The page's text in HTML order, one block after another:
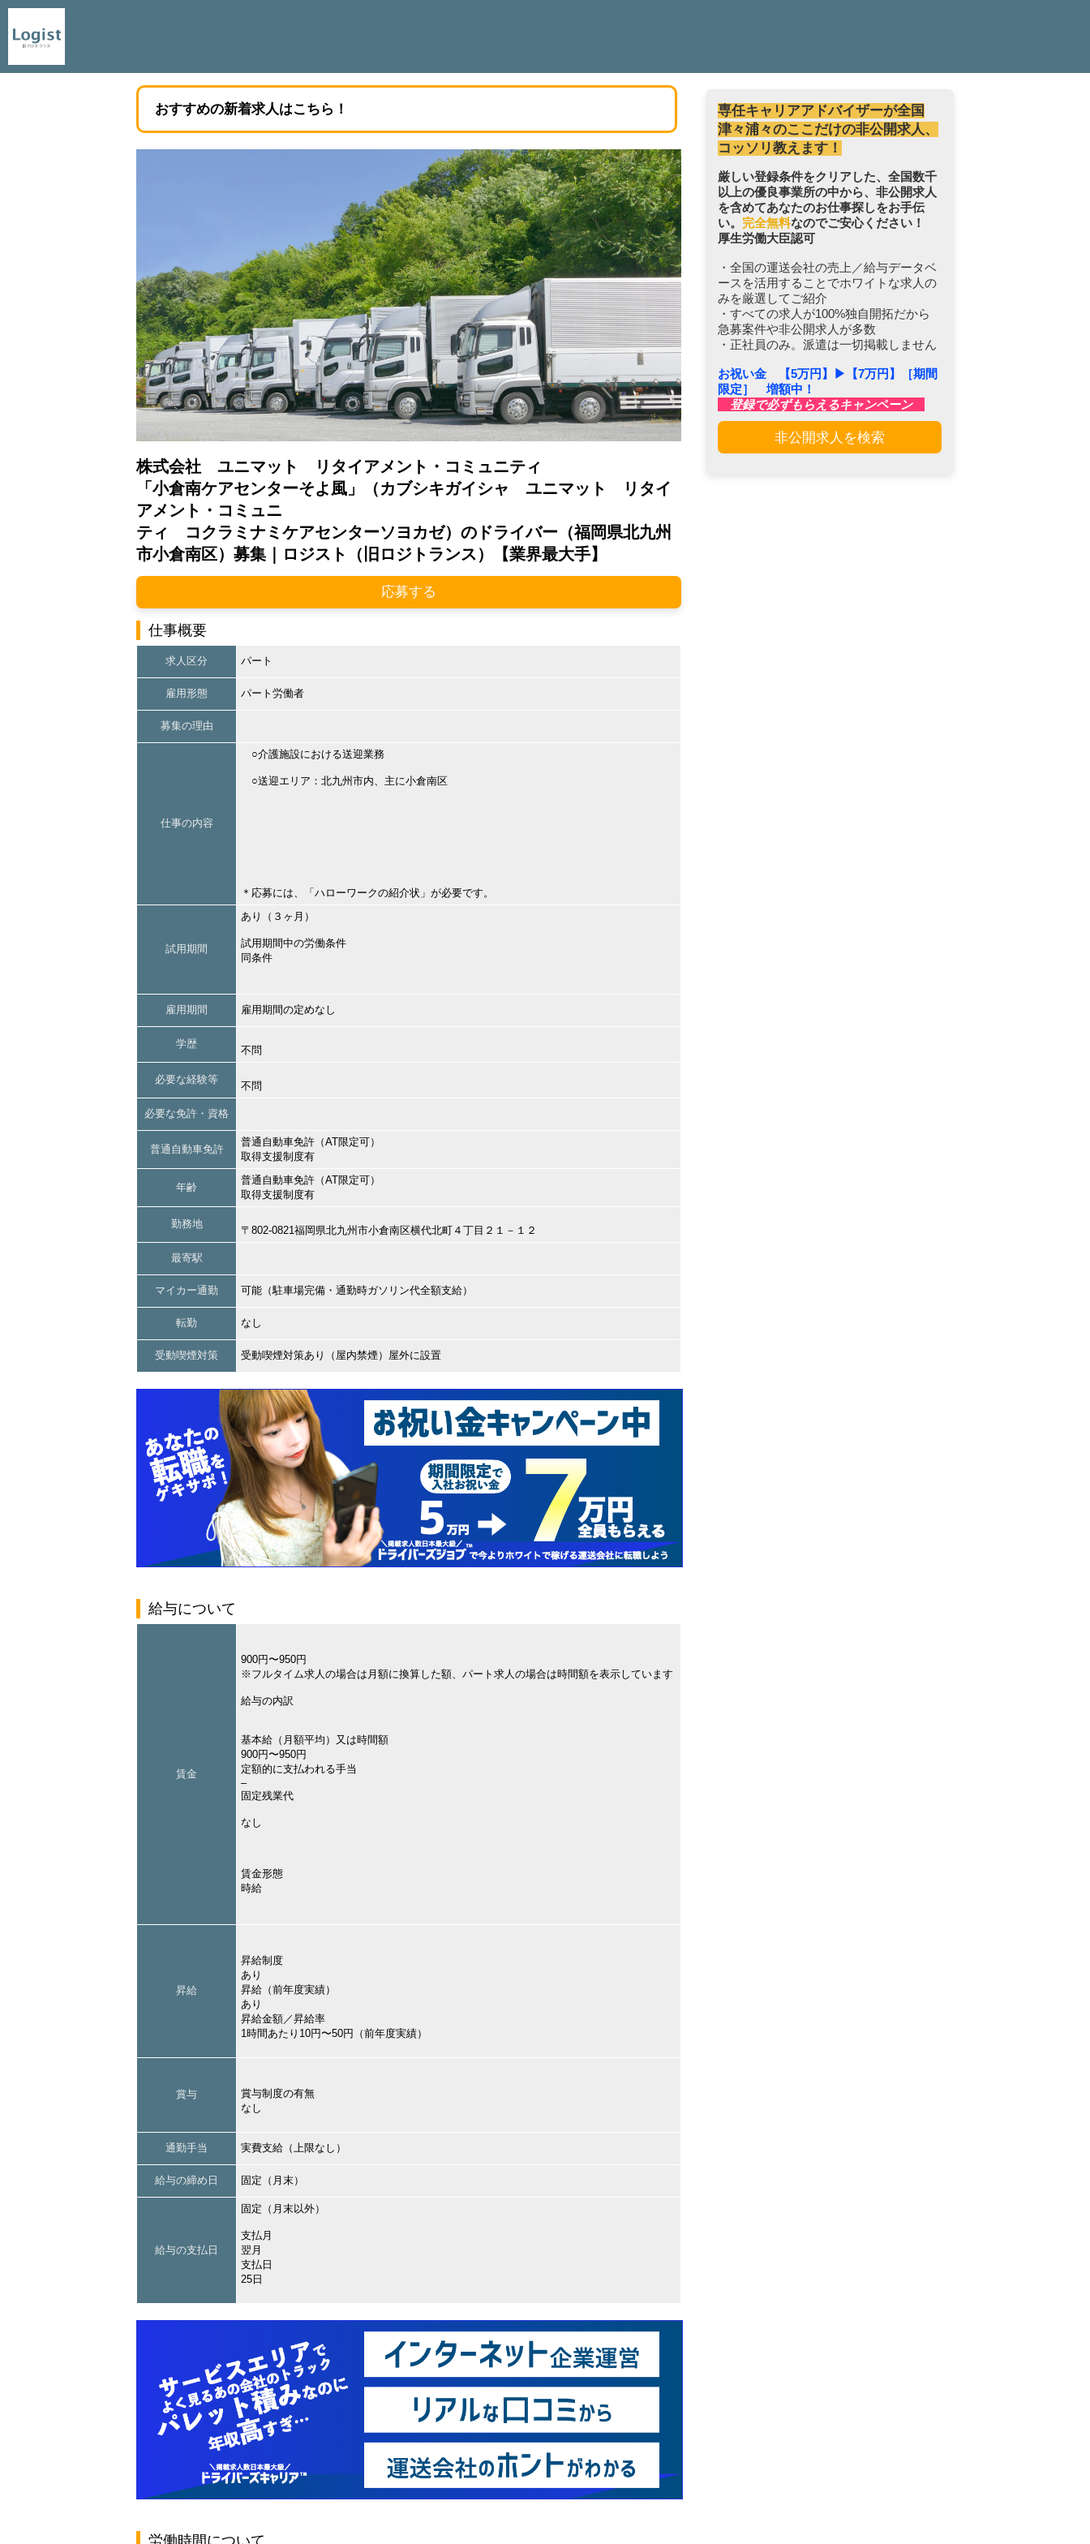
おすすめの新着求人はこちら！
株式会社 ユニマット リタイアメント・コミュニティ
「小倉南ケアセンターそよ風」（カブシキガイシャ ユニマット リタイ
アメント・コミュニ
ティ コクラミナミケアセンターソヨカゼ）のドライバー（福岡県北九州
市小倉南区）募集｜ロジスト（旧ロジトランス）【業界最大手】
応募する
仕事概要
求人区分 パート
雇用形態 パート労働者
募集の理由
仕事の内容
○介護施設における送迎業務
○送迎エリア：北九州市内、主に小倉南区
＊応募には、「ハローワークの紹介状」が必要です。
試用期間
あり（３ヶ月）
試用期間中の労働条件
同条件
雇用期間 雇用期間の定めなし
学歴
不問
必要な経験等
不問
必要な免許・資格
普通自動車免許
普通自動車免許（AT限定可）
取得支援制度有
年齢
普通自動車免許（AT限定可）
取得支援制度有
勤務地
〒802-0821福岡県北九州市小倉南区横代北町４丁目２１－１２
最寄駅
マイカー通勤 可能（駐車場完備・通勤時ガソリン代全額支給）
転勤 なし
受動喫煙対策 受動喫煙対策あり（屋内禁煙）屋外に設置
給与について
賃金
900円〜950円
※フルタイム求人の場合は月額に換算した額、パート求人の場合は時間額を表示しています
給与の内訳
基本給（月額平均）又は時間額
900円〜950円
定額的に支払われる手当
–
固定残業代
なし
賃金形態
時給
昇給
昇給制度
あり
昇給（前年度実績）
あり
昇給金額／昇給率
1時間あたり10円〜50円（前年度実績）
賞与
賞与制度の有無
なし
通勤手当 実費支給（上限なし）
給与の締め日 固定（月末）
給与の支払日
固定（月末以外）
支払月
翌月
支払日
25日
労働時間について
専任キャリアアドバイザーが全国
津々浦々のここだけの非公開求人、
コッソリ教えます！
厳しい登録条件をクリアした、全国数千
以上の優良事業所の中から、非公開求人
を含めてあなたのお仕事探しをお手伝
い。 完全無料なのでご安心ください！
厚生労働大臣認可
・全国の運送会社の売上／給与データベ
ースを活用することでホワイトな求人の
みを厳選してご紹介
・すべての求人が100%独自開拓だから
急募案件や非公開求人が多数
・正社員のみ。派遣は一切掲載しません
お祝い金 【5万円】▶︎【7万円】［期間
限定］ 増額中！
登録で必ずもらえるキャンペーン
非公開求人を検索